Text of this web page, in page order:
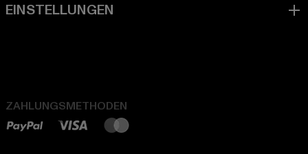
ZAHLUNGSMETHODEN